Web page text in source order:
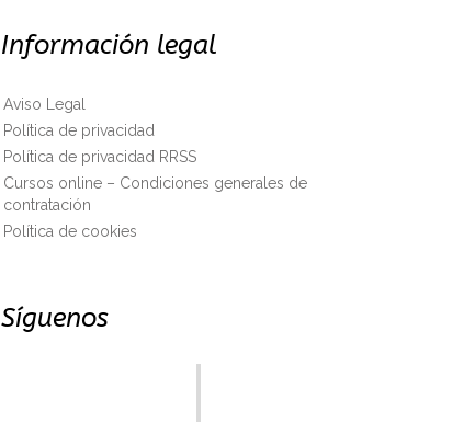
Información legal
Aviso Legal
Política de privacidad
Política de privacidad RRSS
Cursos online – Condiciones generales de
contratación
Política de cookies
Síguenos